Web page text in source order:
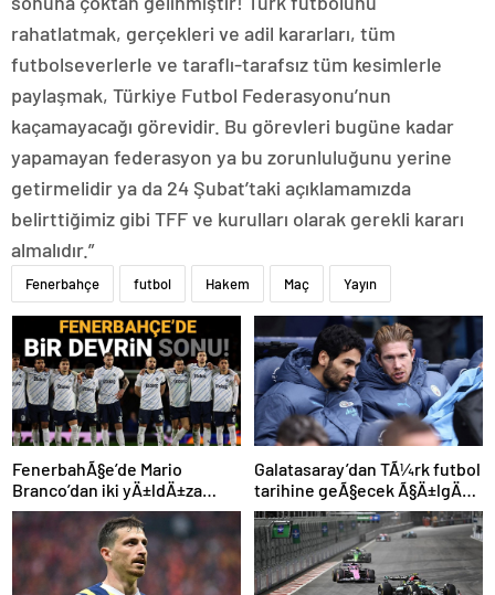
rahatlatmak, gerçekleri ve adil kararları, tüm
futbolseverlerle ve taraflı-tarafsız tüm kesimlerle
paylaşmak, Türkiye Futbol Federasyonu’nun
kaçamayacağı görevidir. Bu görevleri bugüne kadar
yapamayan federasyon ya bu zorunluluğunu yerine
getirmelidir ya da 24 Şubat’taki açıklamamızda
belirttiğimiz gibi TFF ve kurulları olarak gerekli kararı
almalıdır.”
Fenerbahçe futbol Hakem Maç Yayın
FenerbahÃ§e’de Mario
Branco’dan iki yÄ±ldÄ±za
veda mesajÄ±: “Gelecek
sezon yoksunuz”
Galatasaray’dan TÃ¼rk futbol
tarihine geÃ§ecek Ã§Ä±lgÄ±n
plan: Manchester City’den
Ã§ifte imza